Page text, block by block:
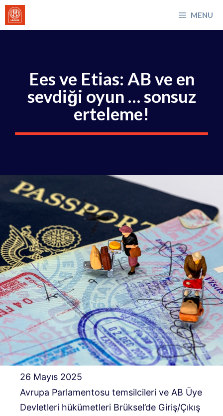
İçeriğe
atla
MENU
Ees ve Etias: AB ve en
sevdiği oyun … sonsuz
erteleme!
26 Mayıs 2025
Avrupa Parlamentosu temsilcileri ve AB Üye
Devletleri hükümetleri Brüksel’de Giriş/Çıkış